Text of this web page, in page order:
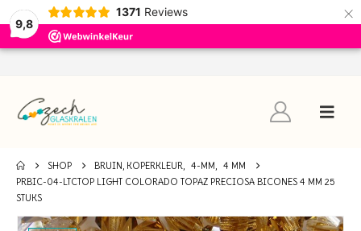
9,8
1371 Reviews ×
SHOP BRUIN, KOPERKLEUR, 4-MM, 4 MM
PRBIC-04-LTCTOP LIGHT COLORADO TOPAZ PRECIOSA BICONES 4 MM 25
STUKS